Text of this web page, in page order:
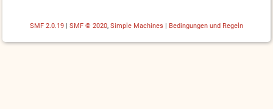
SMF 2.0.19 | SMF © 2020, Simple Machines | Bedingungen und Regeln